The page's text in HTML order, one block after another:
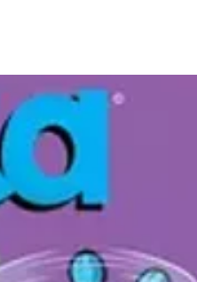
o leitor na busca pela